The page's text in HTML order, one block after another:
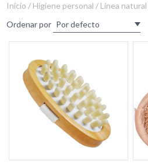
Inicio / Higiene personal / Linea natural
Ordenar por